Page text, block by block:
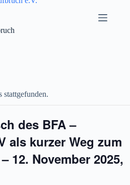
stattgefunden.
des BFA –
als kurzer Weg zum
12. November 2025,